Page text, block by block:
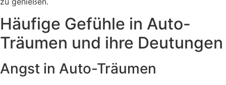
Häufige Gefühle in Auto-
Träumen und ihre Deutungen
Angst in Auto-Träumen